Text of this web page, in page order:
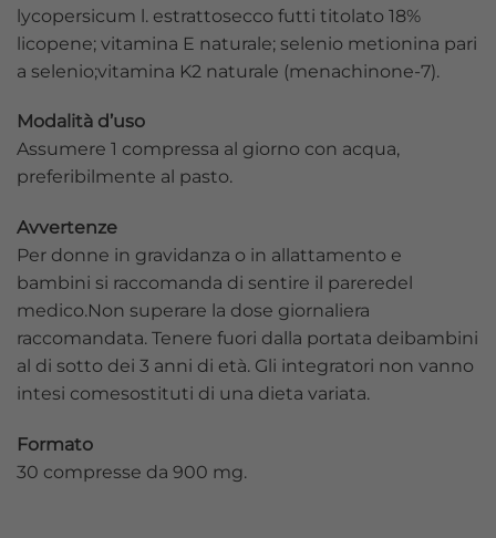
lycopersicum l. estrattosecco futti titolato 18%
licopene; vitamina E naturale; selenio metionina pari
a selenio;vitamina K2 naturale (menachinone-7).
Modalità d’uso
Assumere 1 compressa al giorno con acqua,
preferibilmente al pasto.
Avvertenze
Per donne in gravidanza o in allattamento e
bambini si raccomanda di sentire il pareredel
medico.Non superare la dose giornaliera
raccomandata. Tenere fuori dalla portata deibambini
al di sotto dei 3 anni di età. Gli integratori non vanno
intesi comesostituti di una dieta variata.
Formato
30 compresse da 900 mg.